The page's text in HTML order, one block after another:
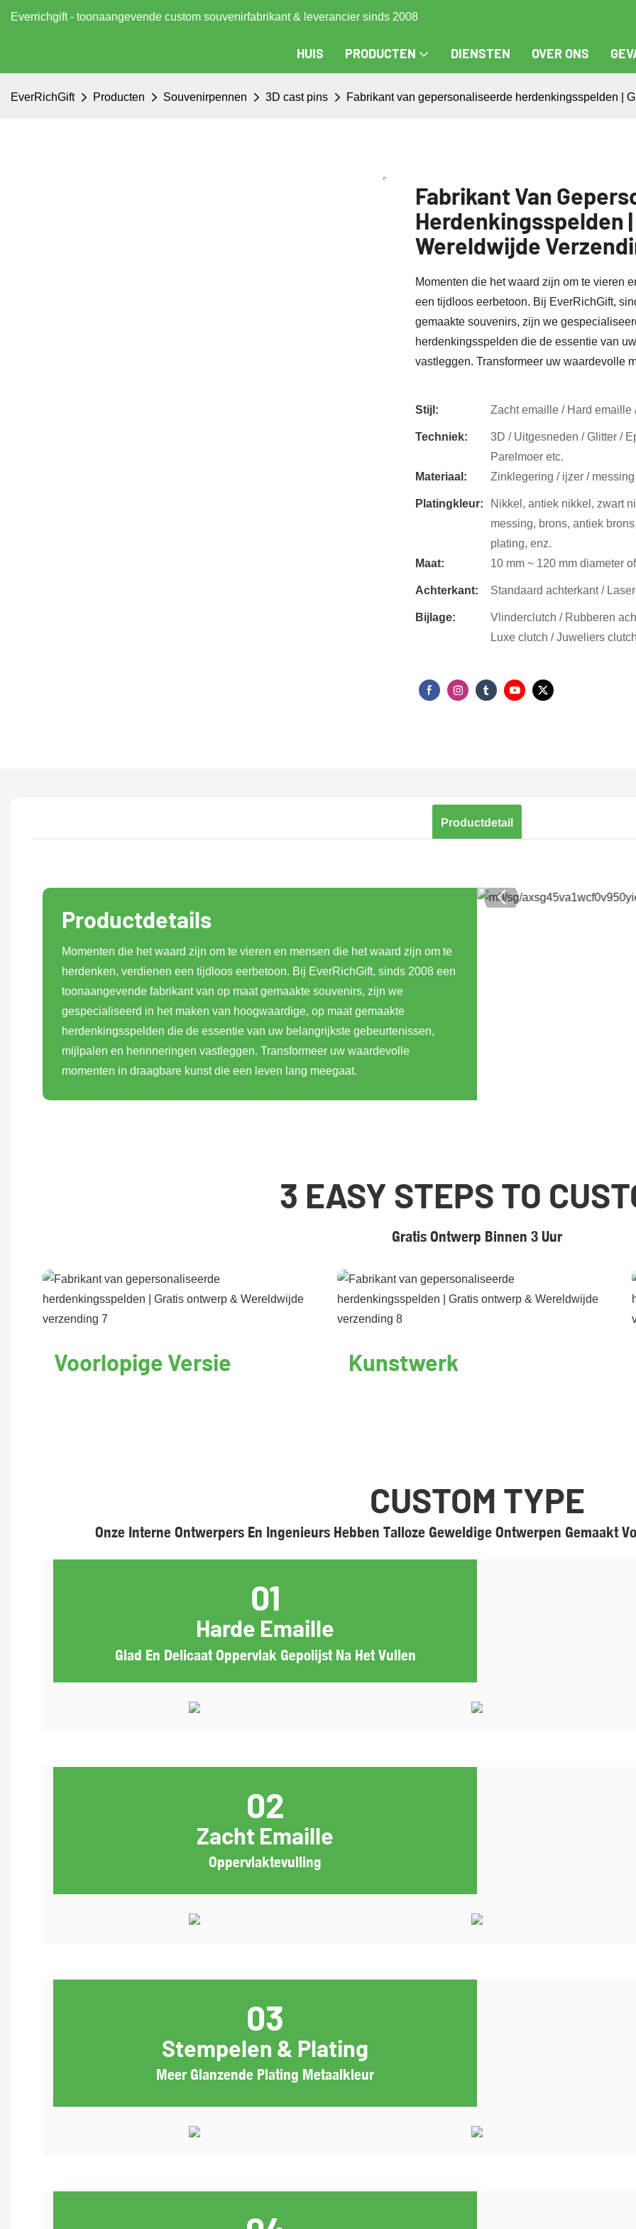
Everrichgift - toonaangevende custom souvenirfabrikant & leverancier sinds 2008
HUIS PRODUCTEN DIENSTEN OVER ONS
EverRichGift Producten Souvenirpennen 3D cast pins Fabrikant van gepersonaliseerde herdenkingsspelden |
Fabrikant Van
Herdenkingsspelden
Wereldwijde
Momenten die het waard zijn om te vieren
een tijdloos eerbetoon. Bij EverRichGift,
gemaakte souvenirs, zijn we
herdenkingsspelden die de essentie van
vastleggen. Transformeer uw waardevolle
Stijl: Zacht emaille / Hard emaille
Techniek:
3D / Uitgesneden / Glitter /
Parelmoer etc.
Materiaal:
Zinklegering / ijzer /
Platingkleur:
Nikkel, antiek nikkel, zwart
messing, brons, antiek
plating, enz.
Maat:
10 mm ~ 120 mm diameter
Achterkant: Standaard achterkant /
Bijlage:
Vlinderclutch / Rubberen
Luxe clutch / Juweliers
Productdetail
Productdetails
Momenten die het waard zijn om te vieren en mensen die het waard zijn om te
herdenken, verdienen een tijdloos eerbetoon. Bij EverRichGift, sinds 2008 een
toonaangevende fabrikant van op maat gemaakte souvenirs, zijn we
gespecialiseerd in het maken van hoogwaardige, op maat gemaakte
herdenkingsspelden die de essentie van uw belangrijkste gebeurtenissen,
mijlpalen en herinneringen vastleggen. Transformeer uw waardevolle
momenten in draagbare kunst die een leven lang meegaat.
3 EASY STEPS TO
Gratis Ontwerp Binnen 3 Uur
Voorlopige Versie Kunstwerk
CUSTOM TYPE
Onze Interne Ontwerpers En Ingenieurs Hebben Talloze Geweldige Ontwerpen Gemaakt
01
Harde Emaille
Glad En Delicaat Oppervlak Gepolijst Na Het Vullen
02
Zacht Emaille
Oppervlaktevulling
03
Stempelen & Plating
Meer Glanzende Plating Metaalkleur